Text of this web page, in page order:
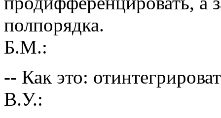
полпорядка.
Б.М.:
-- Как это:
В.У.: